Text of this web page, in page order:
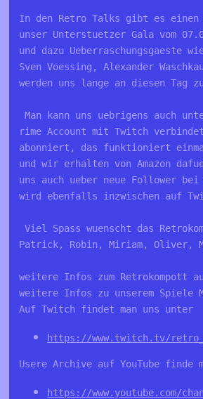
In den Retro Talks gibt es
unser Unterstuetzer Gala vom
und dazu Ueberraschungsgaeste
Sven Voessing, Alexander
werden uns lange an diesen Tag
Man kann uns uebrigens auch
rime Account mit Twitch
abonniert, das funktioniert
und wir erhalten von Amazon
uns auch ueber neue Follower bei
wird ebenfalls inzwischen auf
Viel Spass wuenscht das
Patrick, Robin, Miriam, Oliver,
weitere Infos zum Retrokompott
weitere Infos zu unserem Spiele
Auf Twitch findet man uns unter
https://www.twitch.tv/
Usere Archive auf YouTube finde
https://www.youtube.com/